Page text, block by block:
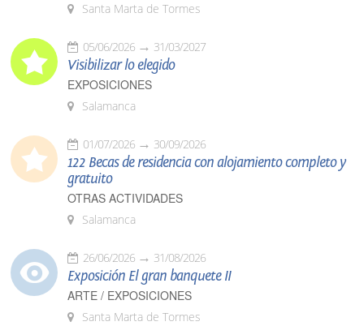
Santa Marta de Tormes
05/06/2026 31/03/2027
Visibilizar lo elegido
EXPOSICIONES
Salamanca
01/07/2026 30/09/2026
122 Becas de residencia con alojamiento completo y
gratuito
OTRAS ACTIVIDADES
Salamanca
26/06/2026 31/08/2026
Exposición El gran banquete II
ARTE / EXPOSICIONES
Santa Marta de Tormes